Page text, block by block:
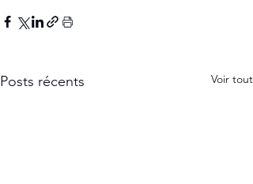
Posts récents Voir tout